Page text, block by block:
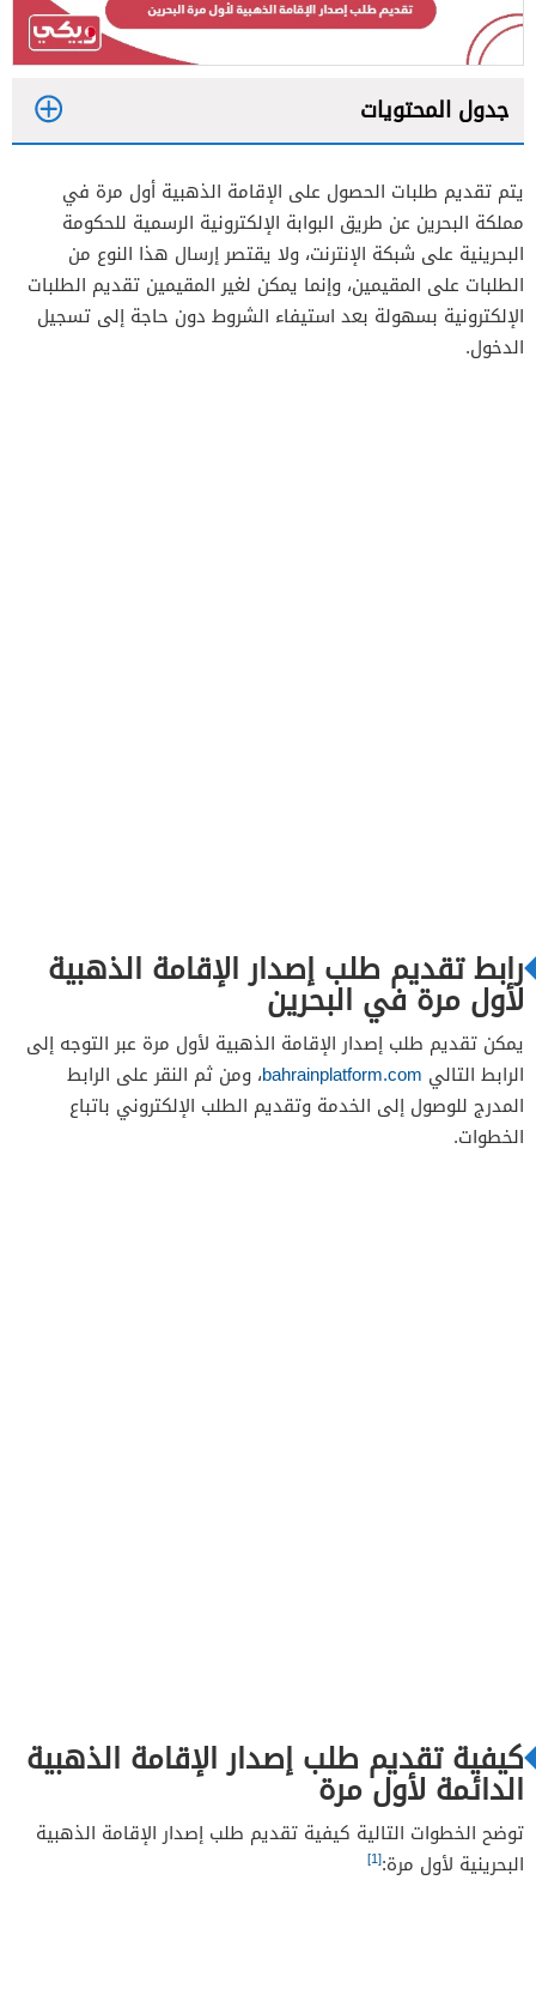
جدول المحتويات
2
يتم تقديم طلبات الحصول على الإقامة الذهبية أول مرة في
مملكة البحرين عن طريق البوابة الإلكترونية الرسمية للحكومة
البحرينية على شبكة الإنترنت، ولا يقتصر إرسال هذا النوع من
الطلبات على المقيمين، وإنما يمكن لغير المقيمين تقديم الطلبات
الإلكترونية بسهولة بعد استيفاء الشروط دون حاجة إلى تسجيل
الدخول.
رابط تقديم طلب إصدار الإقامة الذهبية
لأول مرة في البحرين
يمكن تقديم طلب إصدار الإقامة الذهبية لأول مرة عبر التوجه إلى
الرابط التالي bahrainplatform.com، ومن ثم النقر على الرابط
المدرج للوصول إلى الخدمة وتقديم الطلب الإلكتروني باتباع
الخطوات.
كيفية تقديم طلب إصدار الإقامة الذهبية
الدائمة لأول مرة
توضح الخطوات التالية كيفية تقديم طلب إصدار الإقامة الذهبية
البحرينية لأول مرة:[1]